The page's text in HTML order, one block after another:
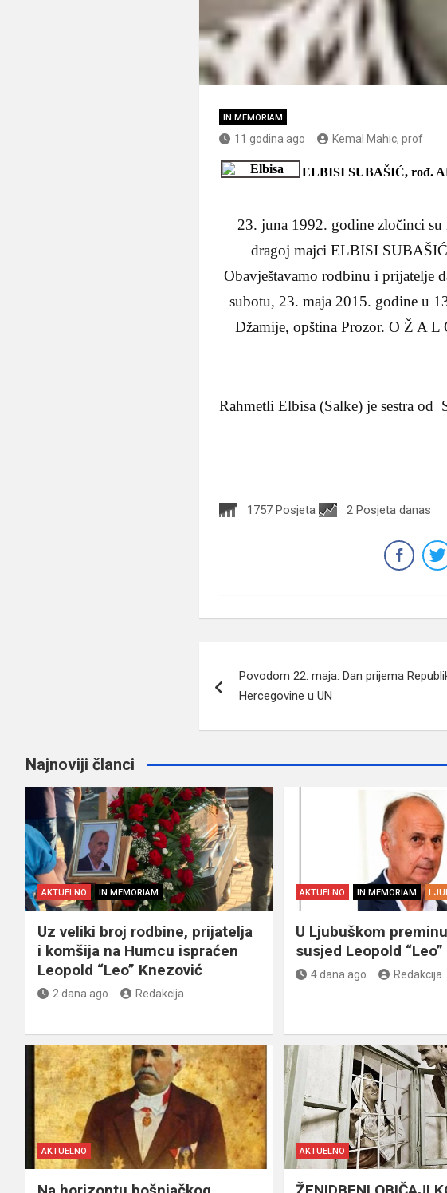
IN MEMORIAM
11 godina ago Kemal Mahic, prof
ELBISI SUBAŠIĆ, rođ.
23. juna 1992. godine zločinci
dragoj majci ELBISI
Obavještavamo rodbinu i prijatelje
subotu, 23. maja 2015. godine u
Džamije, opština Prozor. O Ž A L
Rahmetli Elbisa (Salke) je sestra od
1757 Posjeta 2 Posjeta danas
članaka
Povodom 22. maja: Dan prijema
Hercegovine u UN
Najnoviji članci
AKTUELNO IN MEMORIAM
Uz veliki broj rodbine, prijatelja
i komšija na Humcu ispraćen
Leopold “Leo” Knezović
2 dana ago Redakcija
AKTUELNO IN MEMORIAM
U Ljubuškom
susjed Leopold
4 dana ago Redakcija
AKTUELNO AKTUELNO